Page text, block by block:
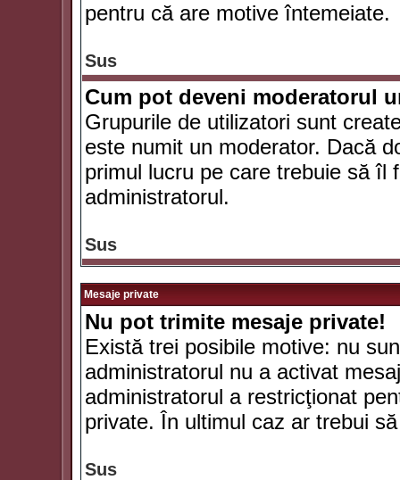
pentru că are motive întemeiate.
Sus
Cum pot deveni moderatorul
Grupurile de utilizatori sunt
este numit un moderator. Dacă
primul lucru pe care trebuie să îl
administratorul.
Sus
Mesaje private
Nu pot trimite mesaje private!
Există trei posibile motive: nu
administratorul nu a activat
administratorul a restricţionat
private. În ultimul caz ar trebui
Sus